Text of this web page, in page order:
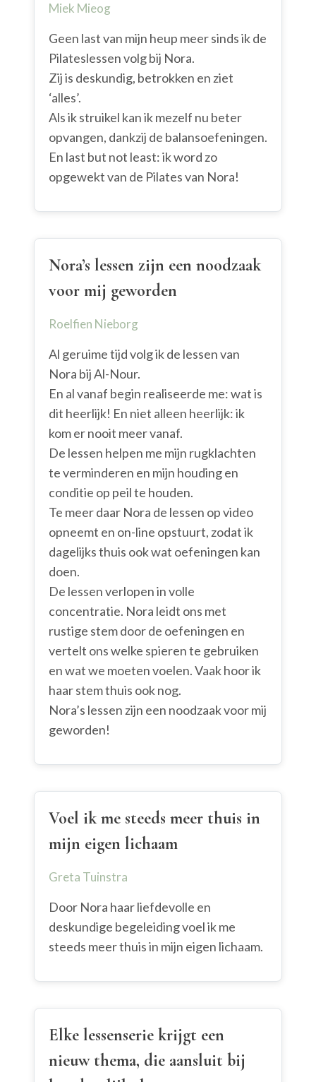
Miek Mieog
Geen last van mijn heup meer sinds ik de
Pilateslessen volg bij Nora.
Zij is deskundig, betrokken en ziet
‘alles’.
Als ik struikel kan ik mezelf nu beter
opvangen, dankzij de balansoefeningen.
En last but not least: ik word zo
opgewekt van de Pilates van Nora!
Nora’s lessen zijn een noodzaak
voor mij geworden
Roelfien Nieborg
Al geruime tijd volg ik de lessen van
Nora bij Al-Nour.
En al vanaf begin realiseerde me: wat is
dit heerlijk! En niet alleen heerlijk: ik
kom er nooit meer vanaf.
De lessen helpen me mijn rugklachten
te verminderen en mijn houding en
conditie op peil te houden.
Te meer daar Nora de lessen op video
opneemt en on-line opstuurt, zodat ik
dagelijks thuis ook wat oefeningen kan
doen.
De lessen verlopen in volle
concentratie. Nora leidt ons met
rustige stem door de oefeningen en
vertelt ons welke spieren te gebruiken
en wat we moeten voelen. Vaak hoor ik
haar stem thuis ook nog.
Nora’s lessen zijn een noodzaak voor mij
geworden!
Voel ik me steeds meer thuis in
mijn eigen lichaam
Greta Tuinstra
Door Nora haar liefdevolle en
deskundige begeleiding voel ik me
steeds meer thuis in mijn eigen lichaam.
Elke lessenserie krijgt een
nieuw thema, die aansluit bij